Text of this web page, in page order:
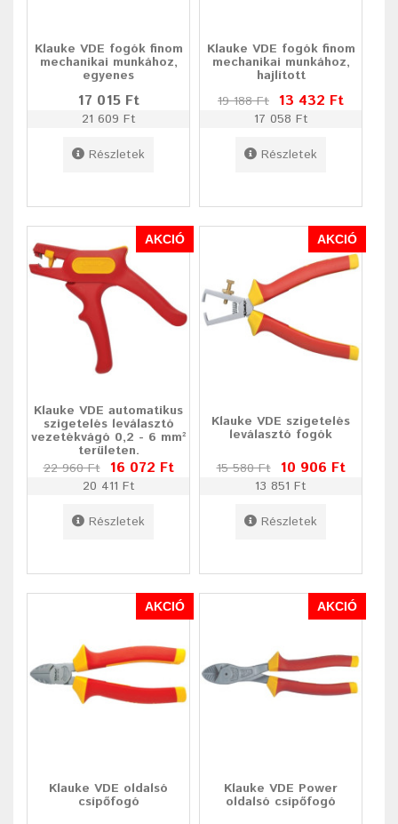
Klauke VDE fogók finom
mechanikai munkához,
egyenes
17 015 Ft
21 609 Ft
Részletek
Klauke VDE fogók finom
mechanikai munkához,
hajlított
19 188 Ft 13 432 Ft
17 058 Ft
Részletek
AKCIÓ
Klauke VDE automatikus
szigetelés leválasztó
vezetékvágó 0,2 - 6 mm²
területen.
22 960 Ft 16 072 Ft
20 411 Ft
Részletek
AKCIÓ
Klauke VDE szigetelés
leválasztó fogók
15 580 Ft 10 906 Ft
13 851 Ft
Részletek
AKCIÓ
Klauke VDE oldalsó
csípőfogó
AKCIÓ
Klauke VDE Power
oldalsó csípőfogó